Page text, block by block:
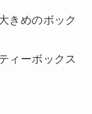
きめのボック
ィーボックス